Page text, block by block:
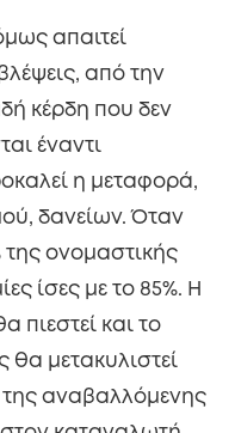
απαιτεί
από την
κέρδη που δεν
έναντι
η μεταφορά,
δανείων. Όταν
της ονομαστικής
ίσες με το 85%. Η
πιεστεί και το
θα μετακυλιστεί
αναβαλλόμενης